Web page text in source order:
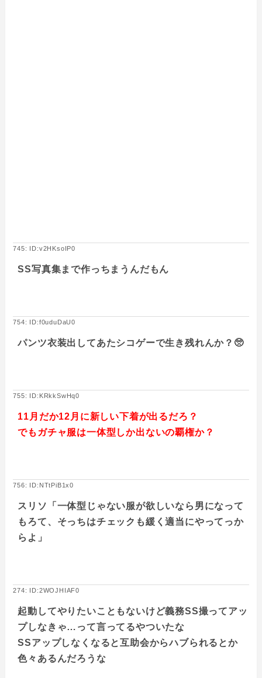
745: ID:v2HKsoIP0
SS写真集まで作っちまうんだもん
754: ID:f0uduDaU0
パンツ衣装出してあたシコゲーで生き残れんか？🥺
755: ID:KRkkSwHq0
11月だか12月に新しい下着が出るだろ？
でもガチャ服は一体型しか出ないの覇権か？
756: ID:NTtPiB1x0
スリソ「一体型じゃない服が欲しいなら男になって
もろて、そっちはチェックも緩く適当にやってっか
らよ」
274: ID:2WOJHIAF0
起動してやりたいこともないけど義務SS撮ってアッ
プしなきゃ…って言ってるやついたな
SSアップしなくなると互助会からハブられるとか
色々あるんだろうな